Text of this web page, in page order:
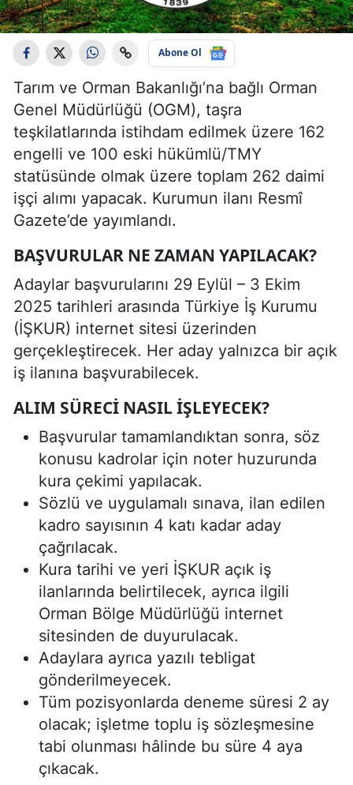
Abone Ol
Tarım ve Orman Bakanlığı’na bağlı Orman
Genel Müdürlüğü (OGM), taşra
teşkilatlarında istihdam edilmek üzere 162
engelli ve 100 eski hükümlü/TMY
statüsünde olmak üzere toplam 262 daimi
işçi alımı yapacak. Kurumun ilanı Resmî
Gazete’de yayımlandı.
BAŞVURULAR NE ZAMAN YAPILACAK?
Adaylar başvurularını 29 Eylül – 3 Ekim
2025 tarihleri arasında Türkiye İş Kurumu
(İŞKUR) internet sitesi üzerinden
gerçekleştirecek. Her aday yalnızca bir açık
iş ilanına başvurabilecek.
ALIM SÜRECI NASIL İŞLEYECEK?
Başvurular tamamlandıktan sonra, söz
konusu kadrolar için noter huzurunda
kura çekimi yapılacak.
Sözlü ve uygulamalı sınava, ilan edilen
kadro sayısının 4 katı kadar aday
çağrılacak.
Kura tarihi ve yeri İŞKUR açık iş
ilanlarında belirtilecek, ayrıca ilgili
Orman Bölge Müdürlüğü internet
sitesinden de duyurulacak.
Adaylara ayrıca yazılı tebligat
gönderilmeyecek.
Tüm pozisyonlarda deneme süresi 2 ay
olacak; işletme toplu iş sözleşmesine
tabi olunması hâlinde bu süre 4 aya
çıkacak.